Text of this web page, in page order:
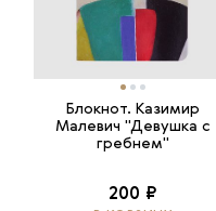
Блокнот. Казимир
Малевич "Девушка с
гребнем"
200 ₽